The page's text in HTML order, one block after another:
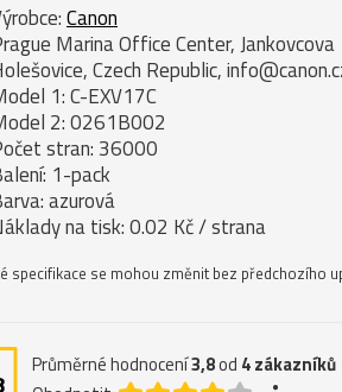
Canon
Marina Office Center,
Czech Republic,
1: C-EXV17C
2: 0261B002
stran: 36000
1-pack
azurová
na tisk: 0.02 Kč / strana
specifikace se mohou změnit bez předchozího
Průměrné hodnocení3,8od 4zákazníků